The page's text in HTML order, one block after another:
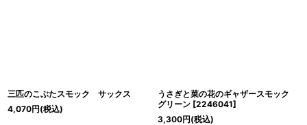
三匹のこぶたスモック サックス
4,070円(税込)
うさぎと菜の花のギャザースモック
グリーン [2246041]
3,300円(税込)